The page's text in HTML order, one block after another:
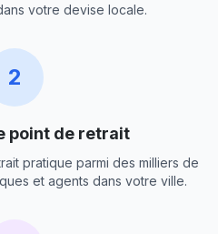
votre devise locale.
2
point de retrait
pratique parmi des milliers de
et agents dans votre ville.